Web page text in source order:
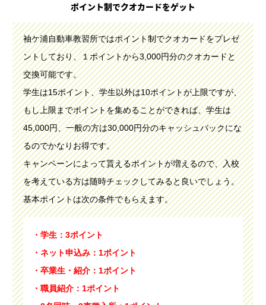
ポイント制でクオカードをゲット
袖ケ浦自動車教習所ではポイント制でクオカードをプレゼ
ントしており、１ポイントから3,000円分のクオカードと
交換可能です。
学生は15ポイント、学生以外は10ポイントが上限ですが、
もし上限までポイントを集めることができれば、学生は
45,000円、一般の方は30,000円分のキャッシュバックにな
るのでかなりお得です。
キャンペーンによって貰えるポイントが増えるので、入校
を考えている方は随時チェックしてみると良いでしょう。
基本ポイントは次の条件でもらえます。
・学生：3ポイント
・ネット申込み：1ポイント
・卒業生・紹介：1ポイント
・職員紹介：1ポイント